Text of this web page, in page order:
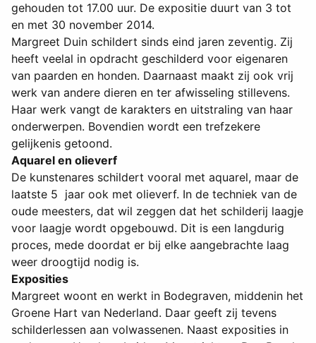
gehouden tot 17.00 uur. De expositie duurt van 3 tot
en met 30 november 2014.
Margreet Duin schildert sinds eind jaren zeventig. Zij
heeft veelal in opdracht geschilderd voor eigenaren
van paarden en honden. Daarnaast maakt zij ook vrij
werk van andere dieren en ter afwisseling stillevens.
Haar werk vangt de karakters en uitstraling van haar
onderwerpen. Bovendien wordt een trefzekere
gelijkenis getoond.
Aquarel en olieverf
De kunstenares schildert vooral met aquarel, maar de
laatste 5 jaar ook met olieverf. In de techniek van de
oude meesters, dat wil zeggen dat het schilderij laagje
voor laagje wordt opgebouwd. Dit is een langdurig
proces, mede doordat er bij elke aangebrachte laag
weer droogtijd nodig is.
Exposities
Margreet woont en werkt in Bodegraven, middenin het
Groene Hart van Nederland. Daar geeft zij tevens
schilderlessen aan volwassenen. Naast exposities in